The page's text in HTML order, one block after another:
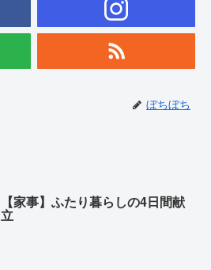
ぼちぼち
【家事】ふたり暮らしの4日間献
立